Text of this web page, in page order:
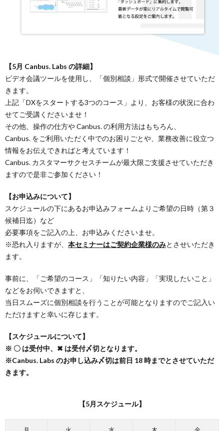
【5月 Canbus. Labs の詳細】
ビデオ会議ツールを使用し、「個別相談」形式で開催させていただ
きます。
上記「DXをスタートする3つのコース」より、お客様の状況に合わ
せてご受講くださいませ！
その他、操作の仕方や Canbus. の利用方法はもちろん、
Canbus. をご利用いただく中でのお困りごとや、業務改善に役立つ
情報をお伝えできればと考えています！
Canbus. カスタマーサクセスチームが最大限ご支援させていただき
ますので是非ご参加ください！
【お申込みについて】
スケジュールの下にあるお申込みフォームよりご希望の日時（第３
候補日迄）など
必要事項をご記入の上、お申込みくださいませ。
※恐れ入りますが、 本セミナーはご契約企業様のみとさせいただき
ます。
事前に、「ご希望のコース」「知りたい内容」「実現したいこと」
などをお伺いできますと、
当日スムーズに個別相談を行うことが可能となりますのでご記入い
ただけますと幸いに存じます。
【スケジュールについて】
※ 〇 は受付中、✖ は受付〆切となります。
※Canbus. Labs のお申し込み〆切は前日 18 時までとさせていただ
きます。
【5月スケジュール】